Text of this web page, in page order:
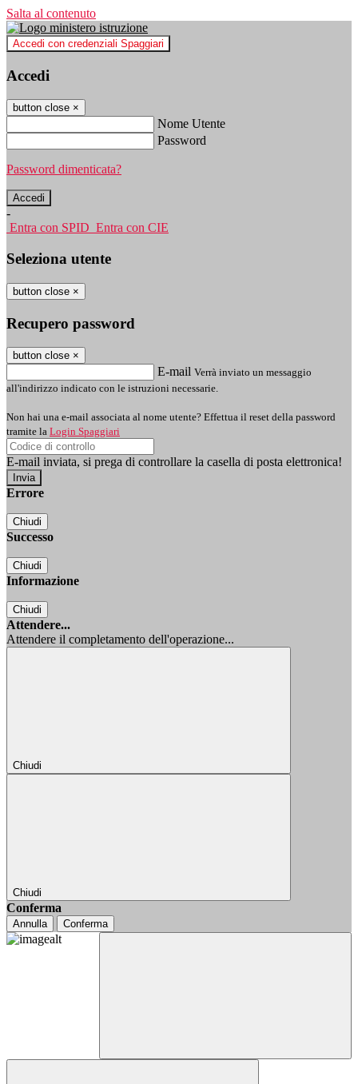
Salta al contenuto
Accedi con credenziali Spaggiari
Accedi
button close ×
Nome Utente
Password
Password dimenticata?
-
Entra con SPID Entra con CIE
Seleziona utente
button close ×
Recupero password
button close ×
E-mail Verrà inviato un messaggio
all'indirizzo indicato con le istruzioni necessarie.
Non hai una e-mail associata al nome utente? Effettua il reset della password
tramite la Login Spaggiari
E-mail inviata, si prega di controllare la casella di posta elettronica!
Errore
Chiudi
Successo
Chiudi
Informazione
Chiudi
Attendere...
Attendere il completamento dell'operazione...
Chiudi
Chiudi
Conferma
Annulla Conferma